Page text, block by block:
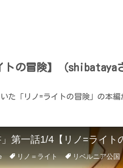
トの冒険】（shibataya
た「リノ=ライトの冒険」の本編